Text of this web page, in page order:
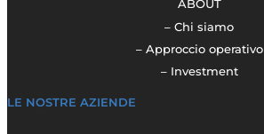
ABOUT
– Chi siamo
– Approccio operativo
– Investment
LE NOSTRE AZIENDE